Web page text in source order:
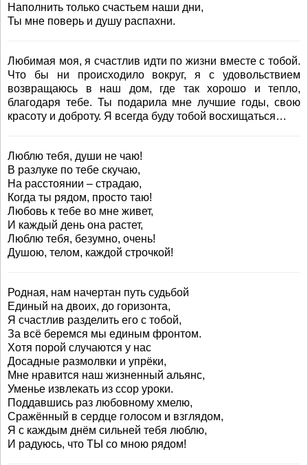
Наполнить только счастьем наши дни,
Ты мне поверь и душу распахни.
Любимая моя, я счастлив идти по жизни вместе с тобой.
Что бы ни происходило вокруг, я с удовольствием
возвращаюсь в наш дом, где так хорошо и тепло,
благодаря тебе. Ты подарила мне лучшие годы, свою
красоту и доброту. Я всегда буду тобой восхищаться…
Люблю тебя, души не чаю!
В разлуке по тебе скучаю,
На расстоянии – страдаю,
Когда ты рядом, просто таю!
Любовь к тебе во мне живет,
И каждый день она растет,
Люблю тебя, безумно, очень!
Душою, телом, каждой строчкой!
Родная, нам начертан путь судьбой
Единый на двоих, до горизонта,
Я счастлив разделить его с тобой,
За всё беремся мы единым фронтом.
Хотя порой случаются у нас
Досадные размолвки и упрёки,
Мне нравится наш жизненный альянс,
Уменье извлекать из ссор уроки.
Поддавшись раз любовному хмелю,
Сражённый в сердце голосом и взглядом,
Я с каждым днём сильней тебя люблю,
И радуюсь, что ТЫ со мною рядом!